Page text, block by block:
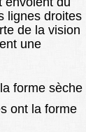
lignes droites
de la vision
une
forme sèche
ont la forme